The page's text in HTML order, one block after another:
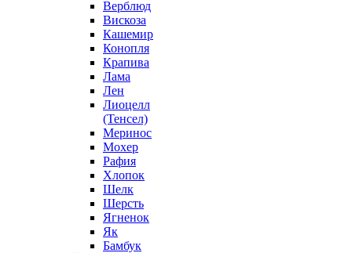
Верблюд
Вискоза
Кашемир
Конопля
Крапива
Лама
Лен
Лиоцелл
(Тенсел)
Меринос
Мохер
Рафия
Хлопок
Шелк
Шерсть
Ягненок
Як
Бамбук